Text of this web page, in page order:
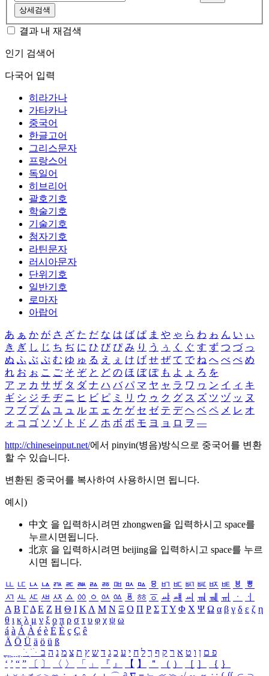
상세검색
결과 내 재검색
인기 검색어
다국어 입력
히라가나
가타카나
중국어
한글고어
그리스문자
프랑스어
독일어
히브리어
괄호기호
학술기호
기술기호
첨자기호
라틴문자
러시아문자
단위기호
일반기호
로마자
아랍어
あ ぁ か が さ ざ た だ な は ば ぱ ま や ゃ ら わ ゎ ん い ぃ
き ぎ し じ ち ぢ に ひ び ぴ み り う ぅ く ぐ す ず つ づ っ
ぬ ふ ぶ ぷ む ゆ ゅ る え ぇ け げ せ ぜ て で ね へ べ ぺ め
れ お ぉ こ ご そ ぞ と ど の ほ ぼ ぽ も よ ょ ろ を
ア ァ カ サ ザ タ ダ ナ ハ バ パ マ ヤ ャ ラ ワ ヮ ン イ ィ キ
ギ シ ジ チ ヂ ニ ヒ ビ ピ ミ リ ウ ゥ ク グ ス ズ ツ ヅ ッ ヌ
フ ブ プ ム ユ ュ ル エ ェ ケ ゲ セ ゼ テ デ ヘ ベ ペ メ レ オ
ォ コ ゴ ソ ゾ ト ド ノ ホ ボ ポ モ ヨ ョ ロ ヲ ―
http://chineseinput.net/에서 pinyin(병음)방식으로 중국어를 변환
할 수 있습니다.
변환된 중국어를 복사하여 사용하시면 됩니다.
예시)
中文 을 입력하시려면 zhongwen을 입력하시고 space를
누르시면됩니다.
北京 을 입력하시려면 beijing을 입력하시고 space를 누르
시면 됩니다.
ㅥ ㅦ ㅧ ㅨ ㅩ ㅪ ㅫ ㅬ ㅭ ㅮ ㅯ ㅰ ㅱ ㅲ ㅳ ㅴ ㅵ ㅶ ㅷ ㅸ
ㅹ
ㅺ ㅻ ㅼ ㅽ ㅾ ㅿ ㆀ ㆁ ㆂ ㆃ ㆄ ㆅ ㆆ ㆇ ㆈ ㆉ ㆊ ㆋ ㆌ ㆍ
ㆎ
Α Β ΓΔ Ε Ζ Η Θ Ι ΚΛ Μ Ν Ξ Ο Π Ρ Σ ΤΥ Φ Χ Ψ Ω α β γ δ ε ζ η
θ ι κ λ μ ν ξ ο π ρ σ τ υ φ χ ψ ω
á à Á À é è É È ç Ç ê
Ä Ö Ü ä ö ü ß
ִֶֹ ֻּ ׁׂ פ ם ן ו ט א ר ק ף ך ל ח י ע כ ג ד ש ץ ת צ מ נ ה ב
‘ ’ “ ” 〔 〕 〈 〉 「 」 『 』 【 】 ＂ （ ） ［ ］ ｛ ｝